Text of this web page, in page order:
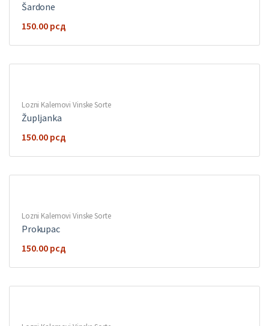
Šardone
150.00 рсд
Lozni Kalemovi Vinske Sorte
Župljanka
150.00 рсд
Lozni Kalemovi Vinske Sorte
Prokupac
150.00 рсд